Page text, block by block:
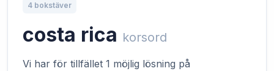
4 bokstäver
costa rica korsord
Vi har för tillfället 1 möjlig lösning på